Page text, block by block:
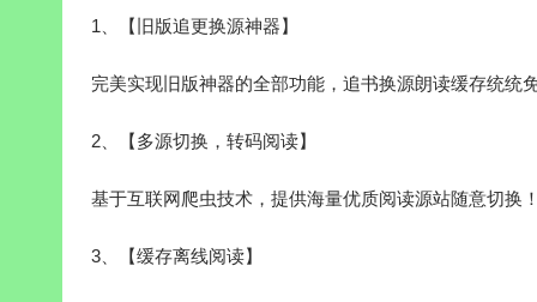
1、【旧版追更换源神器】
完美实现旧版神器的全部功能，追书换源朗读缓存统统
2、【多源切换，转码阅读】
基于互联网爬虫技术，提供海量优质阅读源站随意切换
3、【缓存离线阅读】